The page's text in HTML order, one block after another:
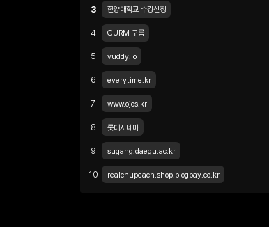
3 한양대학교 수강신청
4 GURM 구름
5 vuddy.io
6 everytime.kr
7 www.ojos.kr
8 롯데시네마
9 sugang.daegu.ac.kr
10 realchupeach.shop.blogpay.co.kr